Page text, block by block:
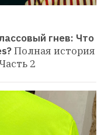
гнев: Что
Полная история
2